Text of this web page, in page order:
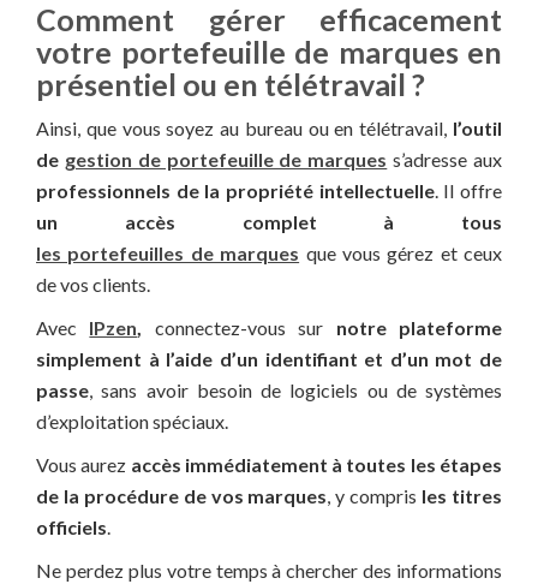
Comment gérer efficacement
votre portefeuille de marques en
présentiel ou en télétravail ?
Ainsi, que vous soyez au bureau ou en télétravail, l’outil
de gestion de portefeuille de marques s’adresse aux
professionnels de la propriété intellectuelle. Il offre
un accès complet à tous
les portefeuilles de marques que vous gérez et ceux
de vos clients.
Avec IPzen, connectez-vous sur notre plateforme
simplement à l’aide d’un identifiant et d’un mot de
passe, sans avoir besoin de logiciels ou de systèmes
d’exploitation spéciaux.
Vous aurez accès immédiatement à toutes les étapes
de la procédure de vos marques, y compris les titres
officiels.
Ne perdez plus votre temps à chercher des informations